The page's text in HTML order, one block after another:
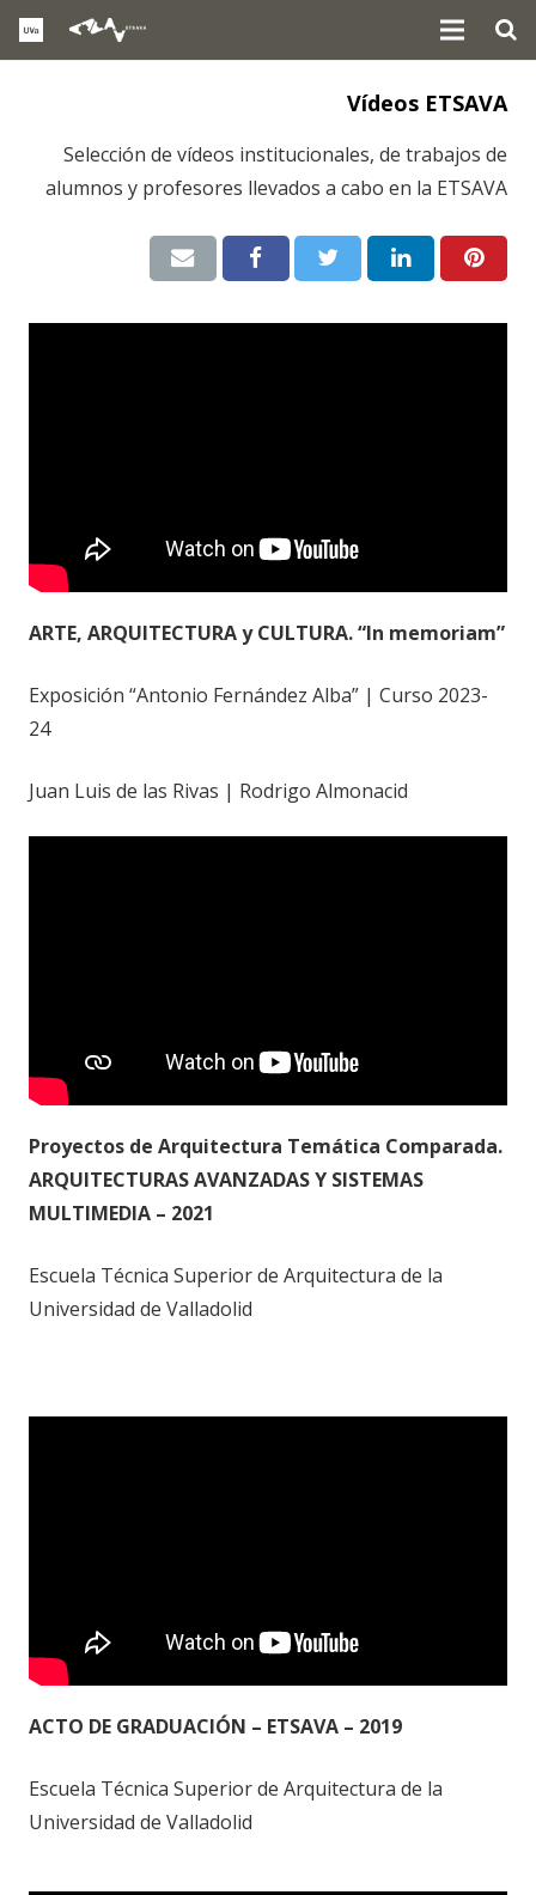
Vídeos ETSAVA
Selección de vídeos institucionales, de trabajos de
alumnos y profesores llevados a cabo en la ETSAVA
ARTE, ARQUITECTURA y CULTURA. “In memoriam”
Exposición “Antonio Fernández Alba” | Curso 2023-
24
Juan Luis de las Rivas | Rodrigo Almonacid
Proyectos de Arquitectura Temática Comparada.
ARQUITECTURAS AVANZADAS Y SISTEMAS
MULTIMEDIA – 2021
Escuela Técnica Superior de Arquitectura de la
Universidad de Valladolid
ACTO DE GRADUACIÓN – ETSAVA – 2019
Escuela Técnica Superior de Arquitectura de la
Universidad de Valladolid